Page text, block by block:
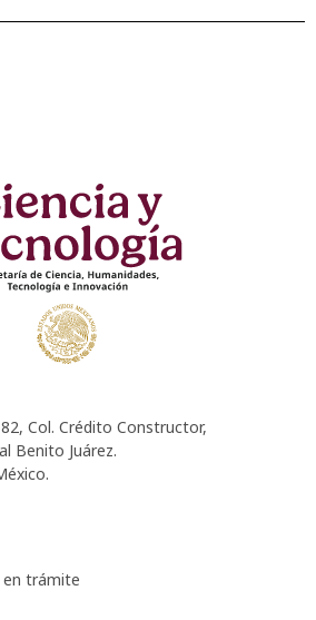
Col. Crédito Constructor,
Benito Juárez.
en trámite